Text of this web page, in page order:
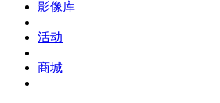
影像库
活动
商城